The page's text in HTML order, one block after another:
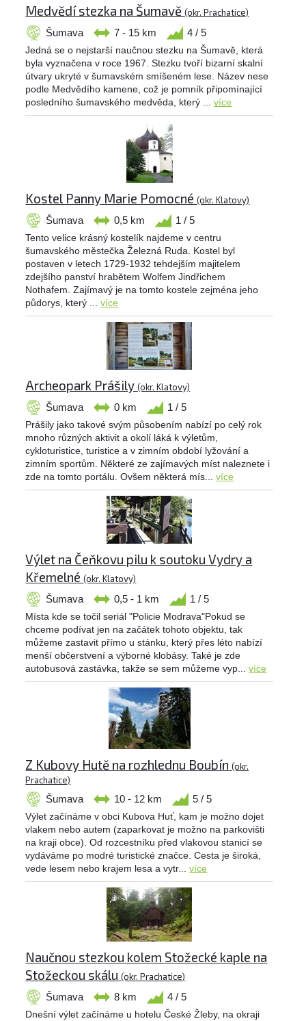
Medvědí stezka na Šumavě(okr. Prachatice)
Šumava 7 - 15 km 4 / 5
Jedná se o nejstarší naučnou stezku na Šumavě, která
byla vyznačena v roce 1967. Stezku tvoří bizarní skalní
útvary ukryté v šumavském smíšeném lese. Název nese
podle Medvědího kamene, což je pomník připomínající
posledního šumavského medvěda, který ...více
Kostel Panny Marie Pomocné(okr. Klatovy)
Šumava 0,5 km 1 / 5
Tento velice krásný kostelík najdeme v centru
šumavského městečka Železná Ruda. Kostel byl
postaven v letech 1729-1932 tehdejším majitelem
zdejšího panství hrabětem Wolfem Jindřichem
Nothafem. Zajímavý je na tomto kostele zejména jeho
půdorys, který ...více
Archeopark Prášily(okr. Klatovy)
Šumava 0 km 1 / 5
Prášily jako takové svým působením nabízí po celý rok
mnoho různých aktivit a okolí láká k výletům,
cykloturistice, turistice a v zimním období lyžování a
zimním sportům. Některé ze zajímavých míst naleznete i
zde na tomto portálu. Ovšem některá mís...více
Výlet na Čeňkovu pilu k soutoku Vydry a
Křemelné(okr. Klatovy)
Šumava 0,5 - 1 km 1 / 5
Místa kde se točil seriál "Policie Modrava"Pokud se
chceme podívat jen na začátek tohoto objektu, tak
můžeme zastavit přímo u stánku, který přes léto nabízí
menší občerstvení a výborné klobásy. Také je zde
autobusová zastávka, takže se sem můžeme vyp...více
Z Kubovy Hutě na rozhlednu Boubín(okr.
Prachatice)
Šumava 10 - 12 km 5 / 5
Výlet začínáme v obci Kubova Huť, kam je možno dojet
vlakem nebo autem (zaparkovat je možno na parkovišti
na kraji obce). Od rozcestníku před vlakovou stanicí se
vydáváme po modré turistické značce. Cesta je široká,
vede lesem nebo krajem lesa a vytr...více
Naučnou stezkou kolem Stožecké kaple na
Stožeckou skálu(okr. Prachatice)
Šumava 8 km 4 / 5
Dnešní výlet začínáme u hotelu České Žleby, na okraji